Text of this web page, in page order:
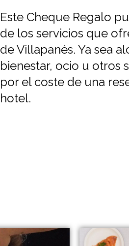
Este Cheque Regalo
de los servicios que
de Villapanés. Ya sea
bienestar, ocio u otros
por el coste de una
hotel.